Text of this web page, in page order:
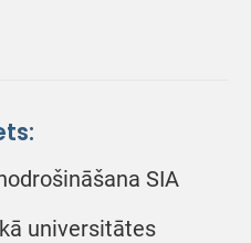
SIA
universitātes